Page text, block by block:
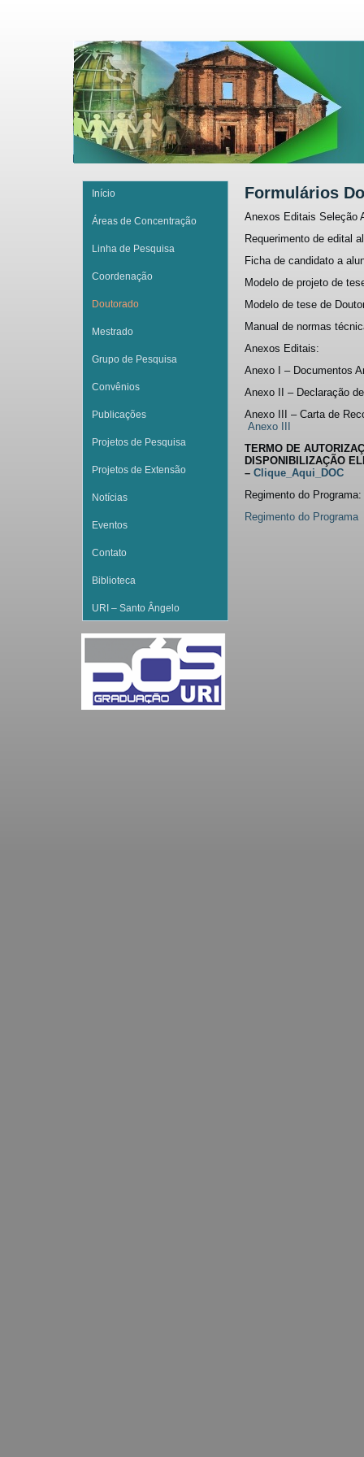
Início
Áreas de Concentração
Linha de Pesquisa
Coordenação
Doutorado
Mestrado
Grupo de Pesquisa
Convênios
Publicações
Projetos de Pesquisa
Projetos de Extensão
Notícias
Eventos
Contato
Biblioteca
URI – Santo Ângelo
Formulários
Anexos Editais Seleção
Requerimento de edital
Ficha de candidato a
Modelo de projeto de
Modelo de tese de
Manual de normas
Anexos Editais:
Anexo I – Documentos
Anexo II – Declaração
Anexo III – Carta de
Anexo III
TERMO DE
DISPONIBILIZAÇÃO
– Clique_Aqui_DOC
Regimento do Programa:
Regimento do Programa